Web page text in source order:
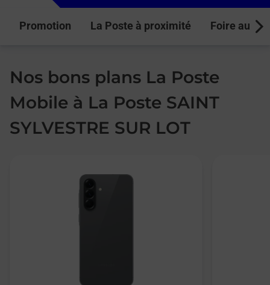
Promotion La Poste à proximité Foire aux
Nos bons plans La Poste
Mobile à La Poste SAINT
SYLVESTRE SUR LOT